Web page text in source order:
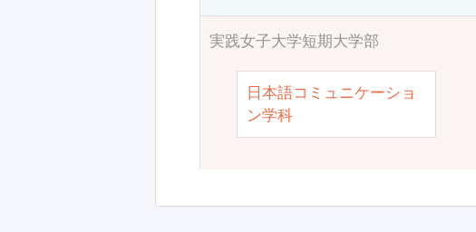
実践女子大学短期大学部
日本語コミュニケーショ
ン学科